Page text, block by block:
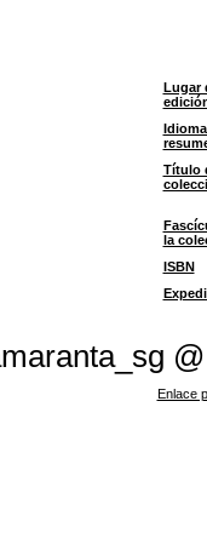
Lugar
Título
la
ISBN
@
Enlace